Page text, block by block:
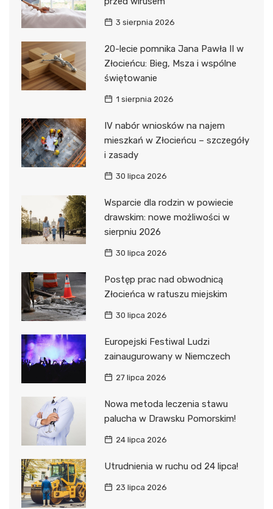
3 sierpnia 2026
20-lecie pomnika Jana Pawła II w
Złocieńcu: Bieg, Msza i wspólne
świętowanie
1 sierpnia 2026
IV nabór wniosków na najem
mieszkań w Złocieńcu – szczegóły
i zasady
30 lipca 2026
Wsparcie dla rodzin w powiecie
drawskim: nowe możliwości w
sierpniu 2026
30 lipca 2026
Postęp prac nad obwodnicą
Złocieńca w ratuszu miejskim
30 lipca 2026
Europejski Festiwal Ludzi
zainaugurowany w Niemczech
27 lipca 2026
Nowa metoda leczenia stawu
palucha w Drawsku Pomorskim!
24 lipca 2026
Utrudnienia w ruchu od 24 lipca!
23 lipca 2026